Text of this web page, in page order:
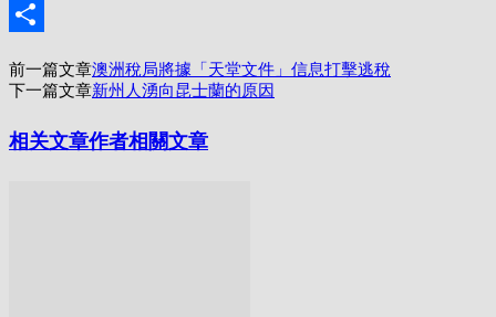
Copy
享
前一篇文章澳洲稅局將據「天堂文件」信息打擊逃稅
下一篇文章新州人湧向昆士蘭的原因
相关文章作者相關文章